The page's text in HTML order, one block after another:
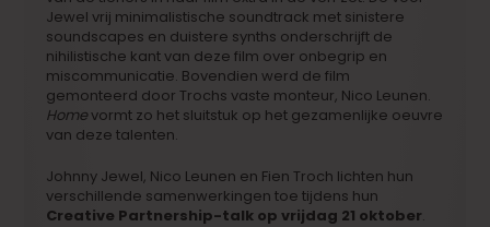
Jewel vrij minimalistische soundtrack met sinistere
soundscapes en duistere synths onderschrijft de
nihilistische kant van deze film over onbegrip en
miscommunicatie. Bovendien werd de film
gemonteerd door Trochs vaste monteur, Nico Leunen.
Homevormt zo het sluitstuk op het gezamenlijke oeuvre
van deze talenten.
Johnny Jewel, Nico Leunen en Fien Troch lichten hun
verschillende samenwerkingen toe tijdens hun
Creative Partnership-talk op vrijdag 21 oktober.